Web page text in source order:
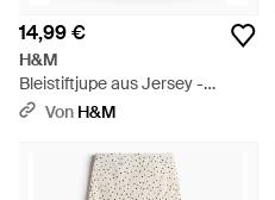
14,99 €
H&M
Bleistiftjupe aus Jersey -
Schwarz
Von H&M